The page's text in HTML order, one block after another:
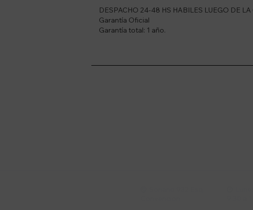
DESPACHO 24-48 HS HABILES LUEGO DE
Garantía Oficial
Garantía total: 1 año.